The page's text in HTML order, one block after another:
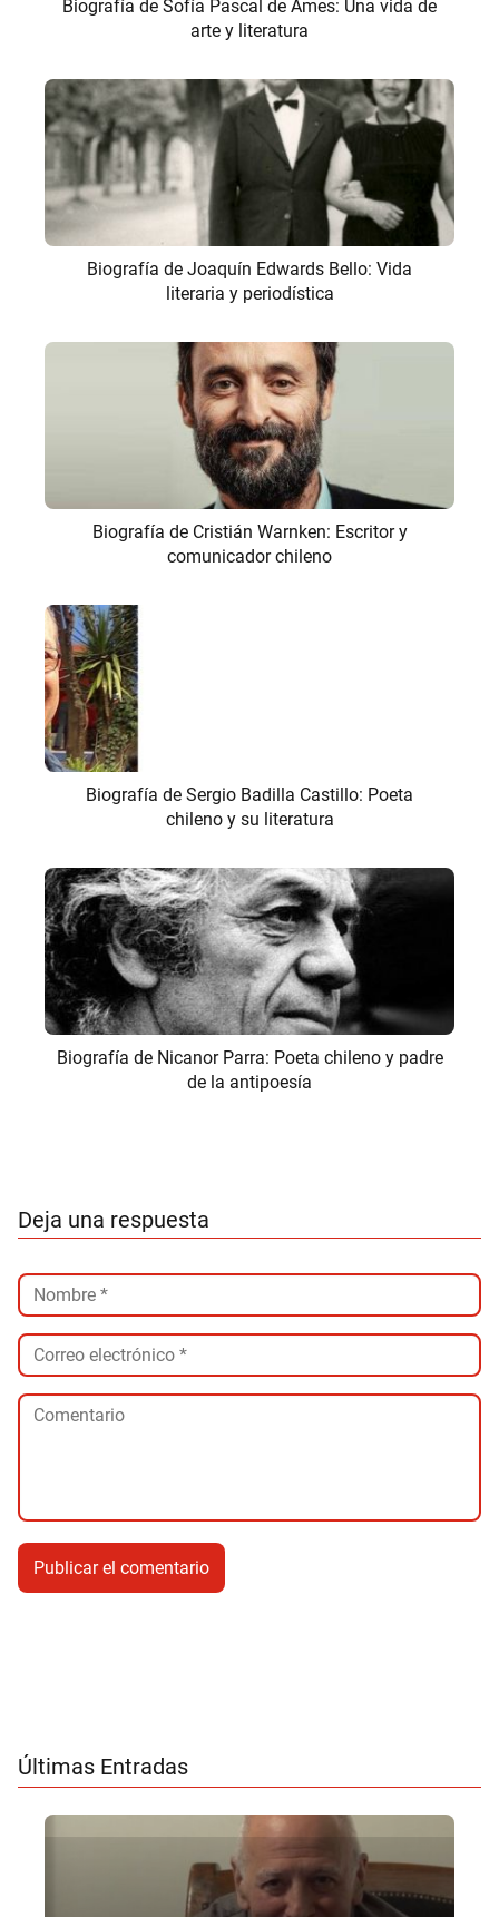
Biografía de Sofía Pascal de Ames: Una vida de
arte y literatura
Biografía de Joaquín Edwards Bello: Vida
literaria y periodística
Biografía de Cristián Warnken: Escritor y
comunicador chileno
Biografía de Sergio Badilla Castillo: Poeta
chileno y su literatura
Biografía de Nicanor Parra: Poeta chileno y padre
de la antipoesía
Deja una respuesta
Últimas Entradas